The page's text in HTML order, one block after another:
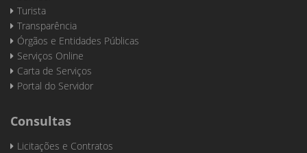
Turista
Transparência
Órgãos e Entidades Públicas
Serviços Online
Carta de Serviços
Portal do Servidor
Consultas
Licitações e Contratos